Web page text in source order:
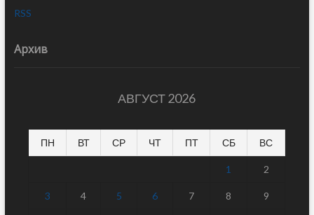
RSS
Архив
АВГУСТ 2026
ПН ВТ СР ЧТ ПТ СБ ВС
1 2
3 4 5 6 7 8 9